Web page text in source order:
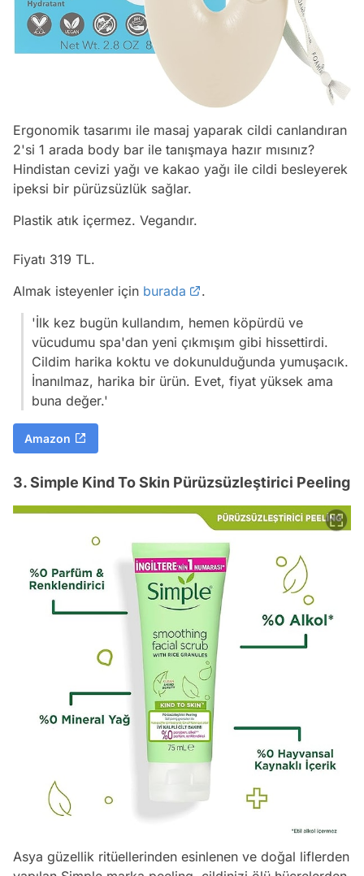
Ergonomik tasarımı ile masaj yaparak cildi canlandıran
2'si 1 arada body bar ile tanışmaya hazır mısınız?
Hindistan cevizi yağı ve kakao yağı ile cildi besleyerek
ipeksi bir pürüzsüzlük sağlar.
Plastik atık içermez. Vegandır.
Fiyatı 319 TL.
Almak isteyenler için burada
.
'İlk kez bugün kullandım, hemen köpürdü ve
vücudumu spa'dan yeni çıkmışım gibi hissettirdi.
Cildim harika koktu ve dokunulduğunda yumuşacık.
İnanılmaz, harika bir ürün. Evet, fiyat yüksek ama
buna değer.'
Amazon
3. Simple Kind To Skin Pürüzsüzleştirici Peeling
Asya güzellik ritüellerinden esinlenen ve doğal liflerden